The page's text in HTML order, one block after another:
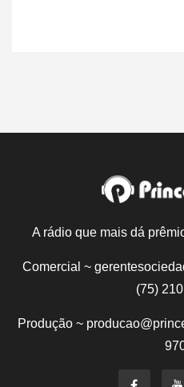
A rádio que mais dá
Comercial ~
(75)
Produção ~